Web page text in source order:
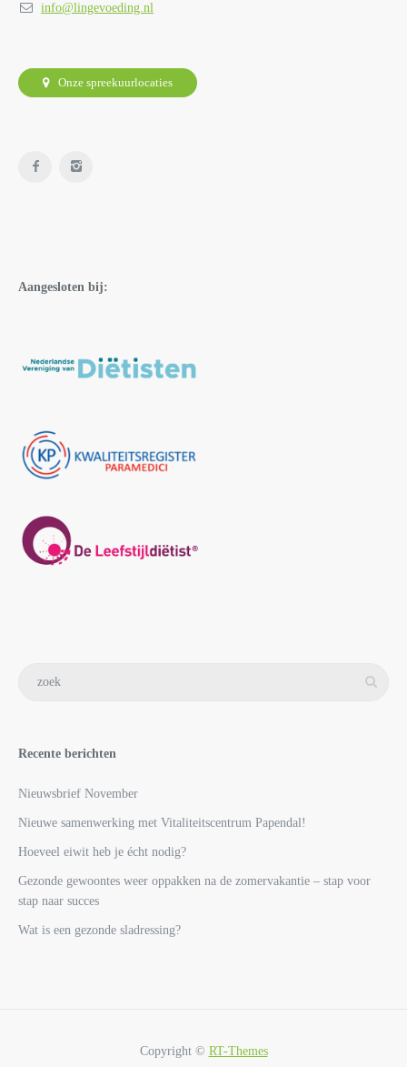
info@lingevoeding.nl
Onze spreekuurlocaties
Aangesloten bij:
Recente berichten
Nieuwsbrief November
Nieuwe samenwerking met Vitaliteitscentrum Papendal!
Hoeveel eiwit heb je écht nodig?
Gezonde gewoontes weer oppakken na de zomervakantie – stap voor
stap naar succes
Wat is een gezonde sladressing?
Copyright © RT-Themes